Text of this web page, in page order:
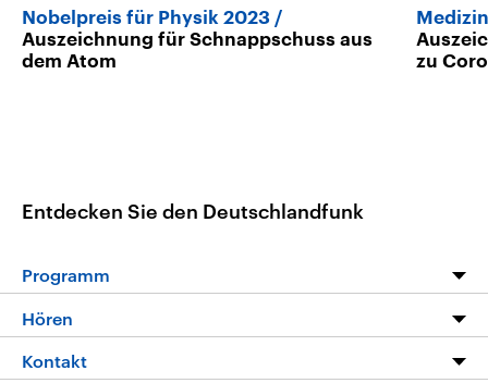
Nobelpreis für Physik 2023
Auszeichnung für Schnappschuss aus
dem Atom
zu
Entdecken Sie den Deutschlandfunk
Programm
Hören
Livestream
Kontakt